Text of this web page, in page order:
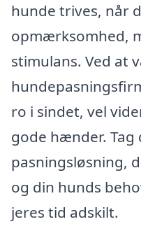
hunde trives, når
opmærksomhed,
stimulans. Ved at
ro i sindet, vel
gode hænder.
pasningsløsning,
og din hunds
jeres tid adskilt.